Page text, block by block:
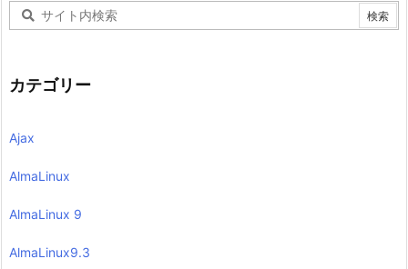
カテゴリー
Ajax
AlmaLinux
AlmaLinux 9
AlmaLinux9.3